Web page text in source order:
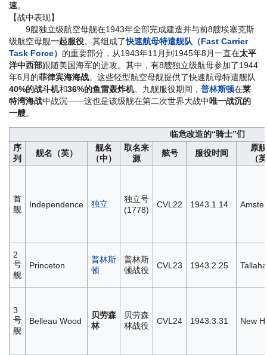
速。
【战中表现】
9艘独立级航空母舰在1943年全部完成建造并与前8艘埃塞克斯
级航空母舰一起服役。其组成了快速航母特遣舰队（Fast Carrier
Task Force） 的重要部分，从1943年11月到1945年8月一直在太平
洋中西部跟随美国海军的进攻。其中，有8艘独立级航母参加了1944
年6月的菲律宾海海战。这些轻型航空母舰提供了快速航母特遣舰队
40%的战斗机和36%的鱼雷轰炸机。九舰服役期间， 普林斯顿在莱
特湾海战中战沉——这也是该级舰在第二次世界大战中唯一战沉的
一艘。
临危改造的“骑士”们
序
列
舰名（英）
舰名
（中）
取名来
源
舷号 服役时间
原
（
首
舰
Independence 独立
独立号
(1778)
CVL22 1943.1.14
2
号
舰
Princeton
普林斯
顿
普林斯
顿战役
CVL23 1943.2.25
3
号
舰
Belleau Wood
贝劳森
林
贝劳森
林战役
CVL24 1943.3.31 New